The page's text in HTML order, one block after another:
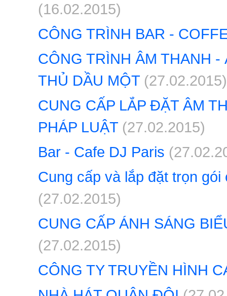
(16.02.2015)
CÔNG TRÌNH BAR -
CÔNG TRÌNH ÂM THANH
THỦ DẦU MỘT (27.02.2015)
CUNG CẤP LẮP ĐẶT ÂM
PHÁP LUẬT (27.02.2015)
Bar - Cafe DJ Paris
Cung cấp và lắp đặt trọn
(27.02.2015)
CUNG CẤP ÁNH SÁNG
(27.02.2015)
CÔNG TY TRUYỀN HÌNH